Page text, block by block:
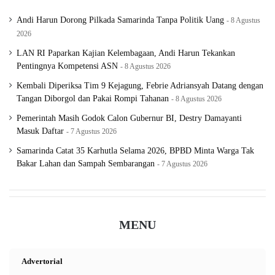
“Meskipun sistem online ini sudah terbuka untuk publik,
PPID. Jadi, bagi yang ingin mengakses data secara
langsung atau membutuhkan klarifikasi, bisa datang ke
KPU Kaltim,” tambahnya.
Langkah KPU Kaltim membuka ruang konsultasi publik
dan memperluas akses data dianggap sebagai strategi
penting untuk menjaga kepercayaan masyarakat terhadap
penyelenggaraan pemilu.
tidak hanya memperkuat legitimasi lembaga
Andi Harun Dorong Pilkada Samarinda Tanpa Politik Uang
8 Agustus
2026
LAN RI Paparkan Kajian Kelembagaan, Andi Harun Tekankan
Pentingnya Kompetensi ASN
8 Agustus 2026
Kembali Diperiksa Tim 9 Kejagung, Febrie Adriansyah Datang dengan
Tangan Diborgol dan Pakai Rompi Tahanan
8 Agustus 2026
Pemerintah Masih Godok Calon Gubernur BI, Destry Damayanti
Masuk Daftar
7 Agustus 2026
Samarinda Catat 35 Karhutla Selama 2026, BPBD Minta Warga Tak
Bakar Lahan dan Sampah Sembarangan
7 Agustus 2026
MENU
Advertorial